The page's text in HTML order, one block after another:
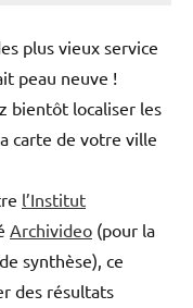
plus vieux service
peau neuve !
bientôt localiser les
carte de votre ville
l’Institut
Archivideo (pour la
synthèse), ce
des résultats